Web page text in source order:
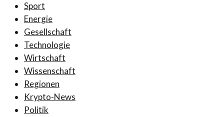
Sport
Energie
Gesellschaft
Technologie
Wirtschaft
Wissenschaft
Regionen
Krypto-News
Politik